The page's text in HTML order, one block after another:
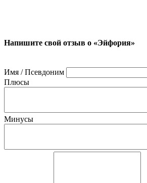
Напишите свой отзыв о «Эйфория»
Имя / Псевдоним
Плюсы
Минусы